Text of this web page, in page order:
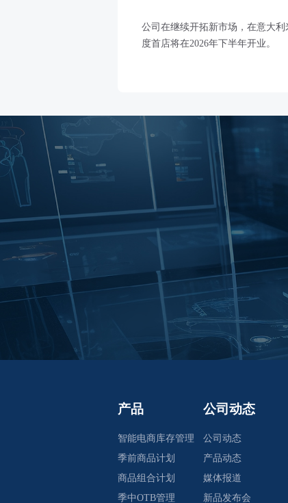
公司在继续开拓新市场，在意大
度首店将在2026年下半年开业。
产品
智能电商库存管理
季前商品计划
商品组合计划
季中OTB管理
公司动态
公司动态
产品动态
媒体报道
新品发布会